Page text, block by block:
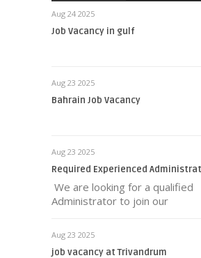
Aug 24 2025
Job Vacancy in gulf
Aug 23 2025
Bahrain Job Vacancy
Aug 23 2025
Required Experienced
We are looking for a qualified
Administrator to join our
Aug 23 2025
job vacancy at Trivandrum